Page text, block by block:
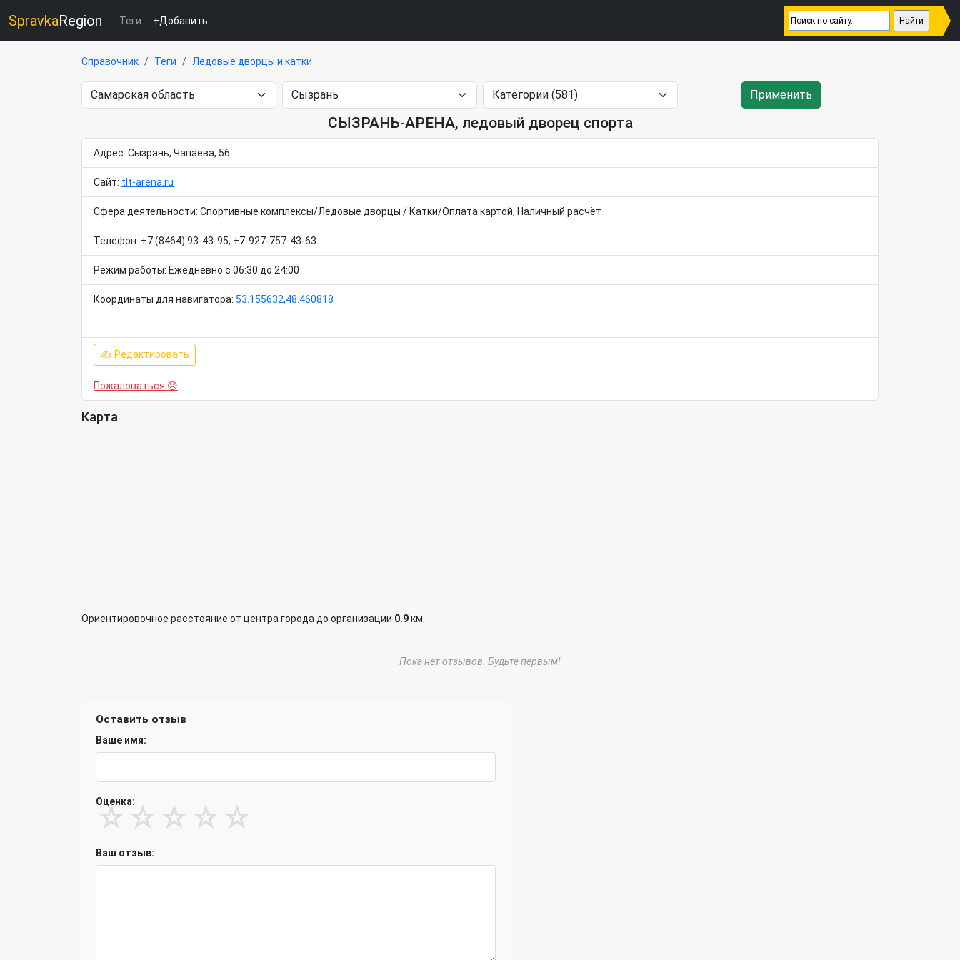
SpravkaRegion Теги +Добавить
Справочник Теги Ледовые дворцы и катки
Применить
СЫЗРАНЬ-АРЕНА, ледовый дворец спорта
Адрес: Сызрань, Чапаева, 56
Сайт: tlt-arena.ru
Сфера деятельности: Спортивные комплексы/Ледовые дворцы / Катки/Оплата картой, Наличный расчёт
Телефон: +7 (8464) 93-43-95, +7-927-757-43-63
Режим работы: Ежедневно с 06:30 до 24:00
Координаты для навигатора: 53.155632,48.460818
✍ Редактировать
Пожаловаться 😞
Карта
Ориентировочное расстояние от центра города до организации 0.9км.
Пока нет отзывов. Будьте первым!
Оставить отзыв
Ваше имя:
Оценка:
☆ ☆ ☆ ☆ ☆
Ваш отзыв: